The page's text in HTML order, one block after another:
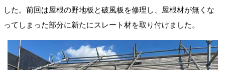
した。前回は屋根の野地板と破風板を修理し、屋根材が無く な
ってしまった部分に新たにスレート材を取り付けました。